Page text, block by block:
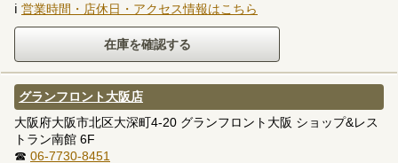
ℹ 営業時間・店休日・アクセス情報はこちら
グランフロント大阪店
大阪府大阪市北区大深町4-20 グランフロント大阪 ショップ&レス
トラン南館 6F
☎ 06-7730-8451